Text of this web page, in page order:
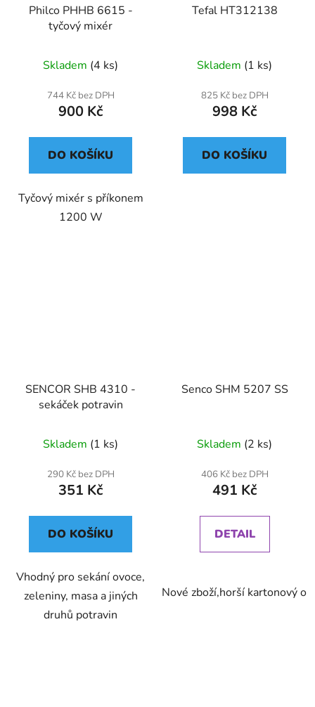
Philco PHHB 6615 -
tyčový mixér
Skladem (4 ks)
744 Kč bez DPH
900 Kč
DO KOŠÍKU
Tyčový mixér s příkonem
1200 W
Tefal HT312138
Skladem (1 ks)
825 Kč bez DPH
998 Kč
DO KOŠÍKU
SENCOR SHB 4310 -
sekáček potravin
Skladem (1 ks)
290 Kč bez DPH
351 Kč
DO KOŠÍKU
Vhodný pro sekání ovoce,
zeleniny, masa a jiných
druhů potravin
Senco SHM 5207 SS
Skladem (2 ks)
406 Kč bez DPH
491 Kč
DETAIL
Nové zboží,horší kartonový